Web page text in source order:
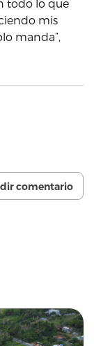
todo lo que
mis
manda”,
comentario